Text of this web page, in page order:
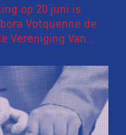
op 20 juni is
Votquenne de
Vereniging Van
de